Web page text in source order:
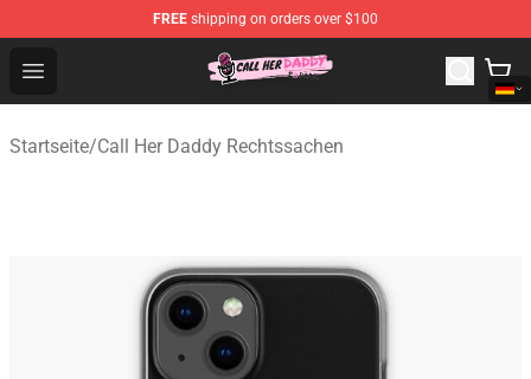
FREE shipping on orders over $100
Open menu
Call Her Daddy Store - Official Call Her Daddy
Startseite/Call Her Daddy Rechtssachen